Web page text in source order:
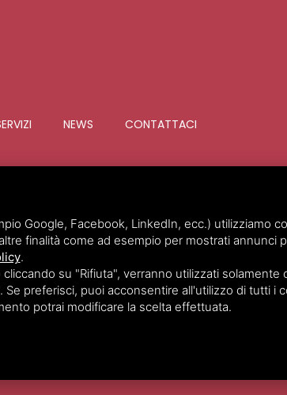
NEWS CONTATTACI
Invim Investimenti Immobiliari
Google, Facebook, LinkedIn, ecc.) utilizziamo
finalità come ad esempio per mostrati annunci
.
su "Rifiuta", verranno utilizzati solamente
Se preferisci, puoi acconsentire all'utilizzo di tutti i
potrai modificare la scelta effettuata.